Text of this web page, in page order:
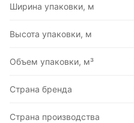
Ширина упаковки, м
Высота упаковки, м
Объем упаковки, м³
Страна бренда
Страна производства